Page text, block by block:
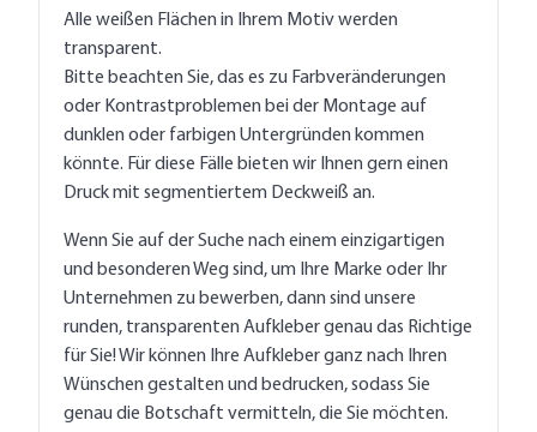
Alle weißen Flächen in Ihrem Motiv werden
transparent.
Bitte beachten Sie, das es zu Farbveränderungen
oder Kontrastproblemen bei der Montage auf
dunklen oder farbigen Untergründen kommen
könnte. Für diese Fälle bieten wir Ihnen gern einen
Druck mit segmentiertem Deckweiß an.
Wenn Sie auf der Suche nach einem einzigartigen
und besonderen Weg sind, um Ihre Marke oder Ihr
Unternehmen zu bewerben, dann sind unsere
runden, transparenten Aufkleber genau das Richtige
für Sie! Wir können Ihre Aufkleber ganz nach Ihren
Wünschen gestalten und bedrucken, sodass Sie
genau die Botschaft vermitteln, die Sie möchten.